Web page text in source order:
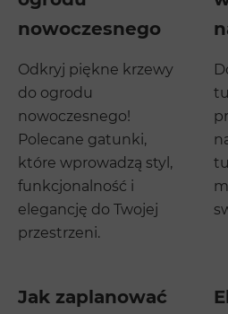
nowoczesnego
Odkryj piękne krzewy
do ogrodu
nowoczesnego!
Polecane gatunki,
które wprowadzą styl,
funkcjonalność i
elegancję do Twojej
przestrzeni.
Jak zaplanować